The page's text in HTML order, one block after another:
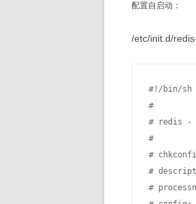
配置自启动：
/etc/init.d/
#!/bin/sh
#
# redis -
#
#
#
#